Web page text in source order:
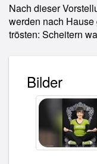
Nach dieser
werden nach
trösten: Scheitern
Bilder